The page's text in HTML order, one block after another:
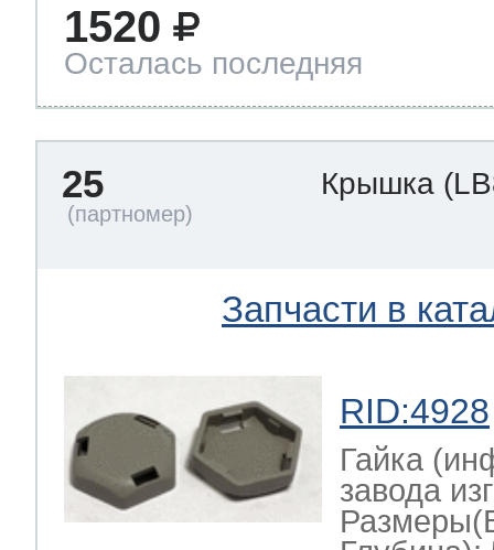
1520
Осталась последняя
25 Крышка
Запчасти в
RID:4928
Гайка
завода